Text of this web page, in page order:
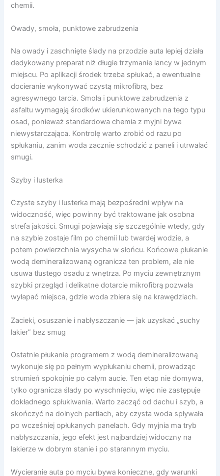
chemii.
Owady, smoła, punktowe zabrudzenia
Na owady i zaschnięte ślady na przodzie auta lepiej działa
dedykowany preparat niż długie trzymanie lancy w jednym
miejscu. Po aplikacji środek trzeba spłukać, a ewentualne
docieranie wykonywać czystą mikrofibrą, bez
agresywnego tarcia. Smoła i punktowe zabrudzenia z
asfaltu wymagają środków ukierunkowanych na tego typu
osad, ponieważ standardowa chemia z myjni bywa
niewystarczająca. Kontrolę warto zrobić od razu po
spłukaniu, zanim woda zacznie schodzić z paneli i utrwalać
smugi.
Szyby i lusterka
Czyste szyby i lusterka mają bezpośredni wpływ na
widoczność, więc powinny być traktowane jak osobna
strefa jakości. Smugi pojawiają się szczególnie wtedy, gdy
na szybie zostaje film po chemii lub twardej wodzie, a
potem powierzchnia wysycha w słońcu. Końcowe płukanie
wodą demineralizowaną ogranicza ten problem, ale nie
usuwa tłustego osadu z wnętrza. Po myciu zewnętrznym
szybki przegląd i delikatne dotarcie mikrofibrą pozwala
wyłapać miejsca, gdzie woda zbiera się na krawędziach.
Zacieki, osuszanie i nabłyszczanie — jak uzyskać „suchy
lakier” bez smug
Ostatnie płukanie programem z wodą demineralizowaną
wykonuje się po pełnym wypłukaniu chemii, prowadząc
strumień spokojnie po całym aucie. Ten etap nie domywa,
tylko ogranicza ślady po wyschnięciu, więc nie zastępuje
dokładnego spłukiwania. Warto zacząć od dachu i szyb, a
skończyć na dolnych partiach, aby czysta woda spływała
po wcześniej opłukanych panelach. Gdy myjnia ma tryb
nabłyszczania, jego efekt jest najbardziej widoczny na
lakierze w dobrym stanie i po starannym myciu.
Wycieranie auta po myciu bywa konieczne, gdy warunki